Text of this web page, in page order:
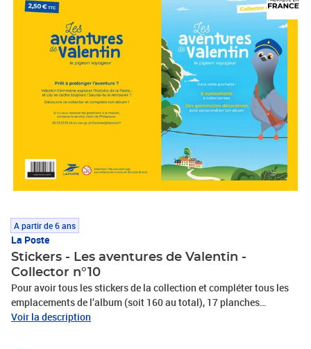
A partir de 6 ans
La Poste
Stickers - Les aventures de Valentin -
Collector n°10
Pour avoir tous les stickers de la collection et compléter tous les
emplacements de l’album (soit 160 au total), 17 planches
numérotées de 8 stickers chacune sont disponibles à l'achat
Voir la description